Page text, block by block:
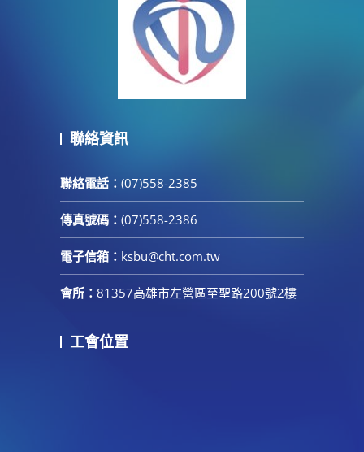
聯絡資訊
聯絡電話： (07)558-2385
傳真號碼： (07)558-2386
電子信箱： ksbu@cht.com.tw
會所： 81357高雄市左營區至聖路200號2樓
工會位置